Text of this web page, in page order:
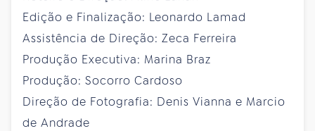
Edição e Finalização: Leonardo Lamad
Assistência de Direção: Zeca Ferreira
Produção Executiva: Marina Braz
Produção: Socorro Cardoso
Direção de Fotografia: Denis Vianna e Marcio
de Andrade